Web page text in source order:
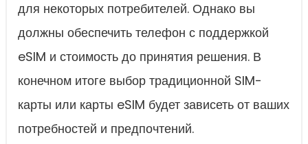
для некоторых потребителей. Однако вы
должны обеспечить телефон с поддержкой
eSIM и стоимость до принятия решения. В
конечном итоге выбор традиционной SIM-
карты или карты eSIM будет зависеть от ваших
потребностей и предпочтений.